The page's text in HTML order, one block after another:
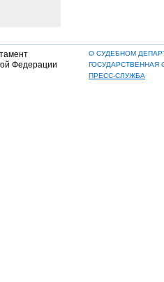
Федерации
О СУДЕБНОМ
ГОСУДАРСТВЕННАЯ
ПРЕСС-СЛУЖБА